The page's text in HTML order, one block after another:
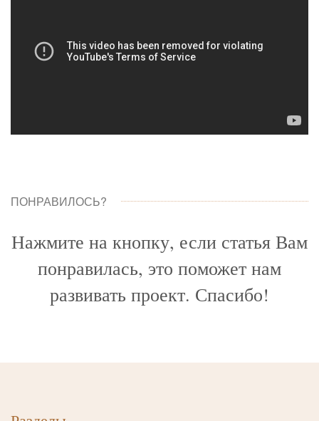
ПОНРАВИЛОСЬ?
Нажмите на кнопку, если статья Вам
понравилась, это поможет нам
развивать проект. Спасибо!